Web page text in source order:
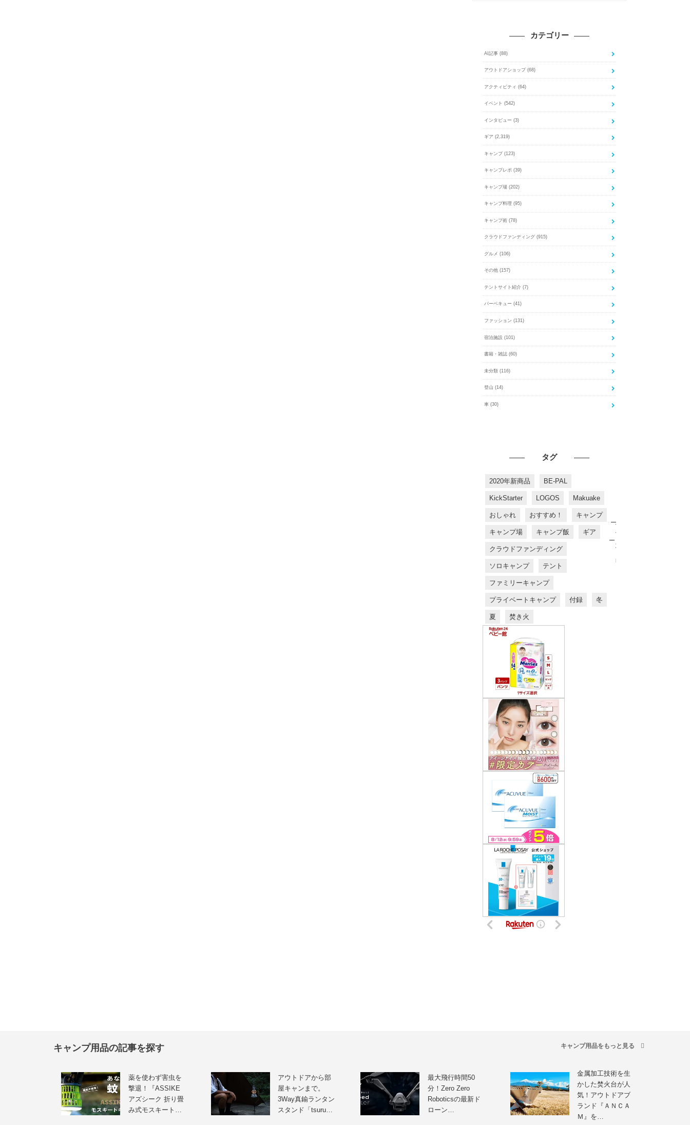
カテゴリー
AI記事 (88)
アウトドアショップ (68)
アクティビティ (64)
イベント (542)
インタビュー (3)
ギア (2,319)
キャンプ (123)
キャンプレポ (39)
キャンプ場 (202)
キャンプ料理 (95)
キャンプ術 (78)
クラウドファンディング (915)
グルメ (106)
その他 (157)
テントサイト紹介 (7)
バーベキュー (41)
ファッション (131)
宿泊施設 (101)
書籍・雑誌 (60)
未分類 (116)
登山 (14)
車 (30)
タグ
2020年新商品 BE-PAL
KickStarter LOGOS Makuake
おしゃれ おすすめ！ キャンプ
キャンプ場 キャンプ飯 ギア
クラウドファンディング
ソロキャンプ テント
ファミリーキャンプ
プライベートキャンプ 付録 冬
夏 焚き火
す
す
め
商
品
キャンプ用品の記事を探す キャンプ用品をもっと見る
薬を使わず害虫を
撃退！『ASSIKE
アズシーク 折り畳
み式モスキート…
アウトドアから部
屋キャンまで。
3Way真鍮ランタン
スタンド「tsuru…
最大飛行時間50
分！Zero Zero
Roboticsの最新ド
ローン…
金属加工技術を生
かした焚火台が人
気！アウトドアブ
ランド『ＡＮＣＡ
Ｍ』を…